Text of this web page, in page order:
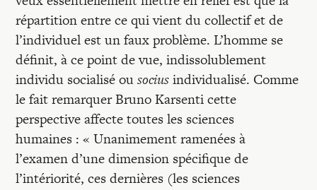
répartition entre ce qui vient du collectif et de
l’individuel est un faux problème. L’homme se
définit, à ce point de vue, indissolublement
individu socialisé ousociusindividualisé. Comme
le fait remarquer Bruno Karsenti cette
perspective affecte toutes les sciences
humaines : « Unanimement ramenées à
l’examen d’une dimension spécifique de
l’intériorité, ces dernières (les sciences